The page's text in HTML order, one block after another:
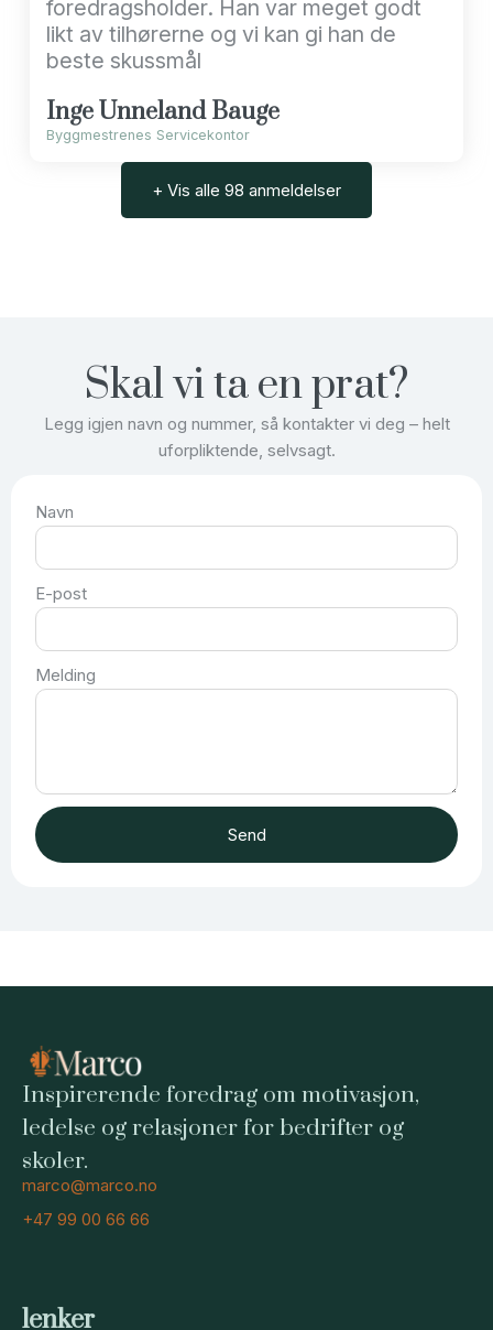
foredragsholder. Han var meget godt
likt av tilhørerne og vi kan gi han de
beste skussmål
Inge Unneland Bauge
Byggmestrenes Servicekontor
+ Vis alle 98 anmeldelser
Skal vi ta en prat?
Legg igjen navn og nummer, så kontakter vi deg – helt
uforpliktende, selvsagt.
Navn
E-post
Melding
Send
Inspirerende foredrag om motivasjon,
ledelse og relasjoner for bedrifter og
skoler.
marco@marco.no
+47 99 00 66 66
lenker